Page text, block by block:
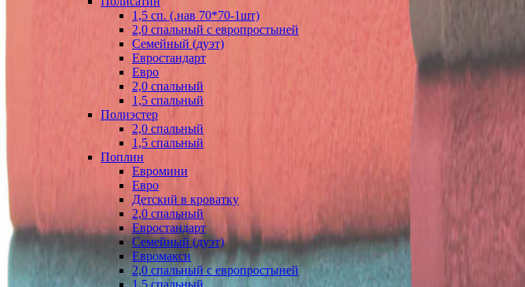
1,5 сп. (.нав 70*70-1шт)
2,0 спальный с европростыней
Семейный (дуэт)
Евростандарт
Евро
2,0 спальный
1,5 спальный
Полиэстер
2,0 спальный
1,5 спальный
Поплин
Евромини
Евро
Детский в кроватку
2,0 спальный
Евростандарт
Семейный (дуэт)
Евромакси
2,0 спальный с европростыней